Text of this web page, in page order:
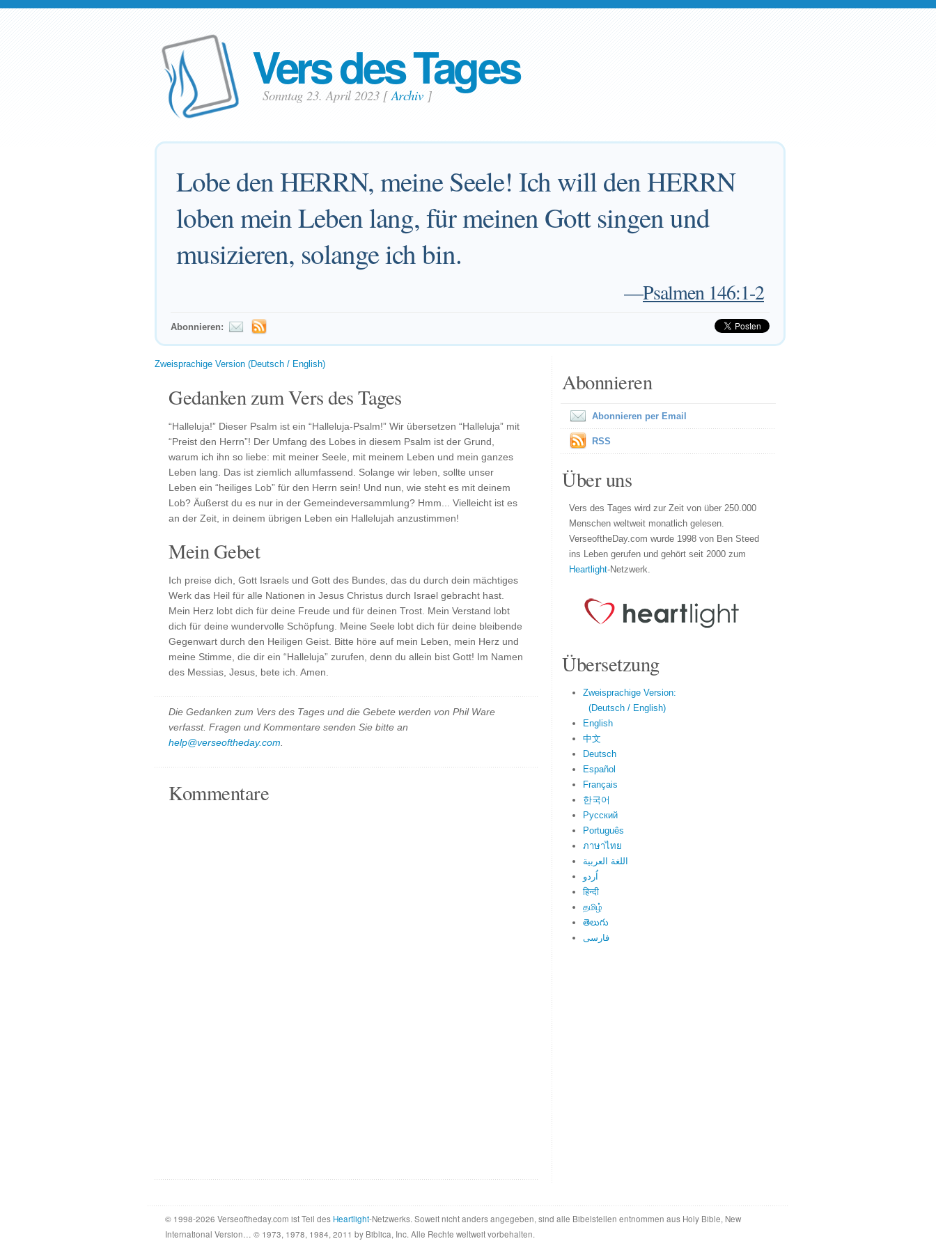
Vers des Tages
Sonntag 23. April 2023 [Archiv]
Lobe den HERRN, meine Seele! Ich will den HERRN
loben mein Leben lang, für meinen Gott singen und
musizieren, solange ich bin.
—Psalmen 146:1-2
Abonnieren:
Zweisprachige Version (Deutsch / English)
Gedanken zum Vers des Tages
“Halleluja!” Dieser Psalm ist ein “Halleluja-Psalm!” Wir übersetzen “Halleluja” mit
“Preist den Herrn”! Der Umfang des Lobes in diesem Psalm ist der Grund,
warum ich ihn so liebe: mit meiner Seele, mit meinem Leben und mein ganzes
Leben lang. Das ist ziemlich allumfassend. Solange wir leben, sollte unser
Leben ein “heiliges Lob” für den Herrn sein! Und nun, wie steht es mit deinem
Lob? Äußerst du es nur in der Gemeindeversammlung? Hmm... Vielleicht ist es
an der Zeit, in deinem übrigen Leben ein Hallelujah anzustimmen!
Mein Gebet
Ich preise dich, Gott Israels und Gott des Bundes, das du durch dein mächtiges
Werk das Heil für alle Nationen in Jesus Christus durch Israel gebracht hast.
Mein Herz lobt dich für deine Freude und für deinen Trost. Mein Verstand lobt
dich für deine wundervolle Schöpfung. Meine Seele lobt dich für deine bleibende
Gegenwart durch den Heiligen Geist. Bitte höre auf mein Leben, mein Herz und
meine Stimme, die dir ein “Halleluja” zurufen, denn du allein bist Gott! Im Namen
des Messias, Jesus, bete ich. Amen.
Die Gedanken zum Vers des Tages und die Gebete werden von Phil Ware
verfasst. Fragen und Kommentare senden Sie bitte an
help@verseoftheday.com
Kommentare
Abonnieren
Abonnieren per Email
RSS
Über uns
Vers des Tages wird zur Zeit von über 250.000
Menschen weltweit monatlich gelesen.
VerseoftheDay.com wurde 1998 von Ben Steed
ins Leben gerufen und gehört seit 2000 zum
Heartlight-Netzwerk.
Übersetzung
Zweisprachige Version:
(Deutsch / English)
English
中文
Deutsch
Español
Français
한국어
Русский
Português
ภาษาไทย
اللغة العربية
اُردو
हिन्दी
தமிழ்
తెలుగు
فارسی
© 1998-2026 Verseoftheday.com ist Teil des Heartlight-Netzwerks. Soweit nicht anders angegeben, sind alle Bibelstellen entnommen aus Holy Bible, New
International Version… © 1973, 1978, 1984, 2011 by Biblica, Inc. Alle Rechte weltweit vorbehalten.